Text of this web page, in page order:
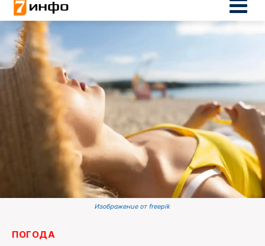
Политика
Новости мира
Все материалы 7инфо
О НАС
ПОИСК ПО САЙТУ
Изображение от freepik
ПОГОДА